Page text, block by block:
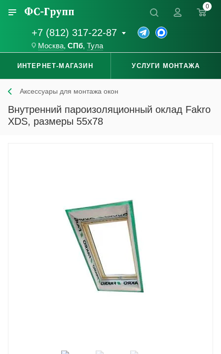
+7 (812) 317-22-87
Москва, СПб, Тула
0
ИНТЕРНЕТ-МАГАЗИН УСЛУГИ МОНТАЖА
Аксессуары для монтажа окон
Внутренний пароизоляционный оклад Fakro
XDS, размеры 55x78